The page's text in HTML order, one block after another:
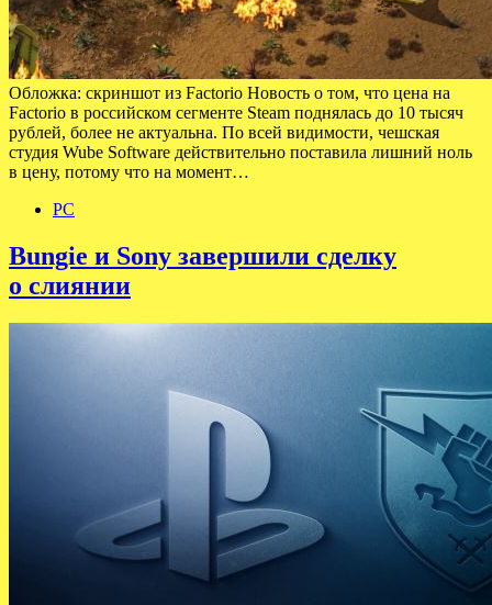
Обложка: скриншот из Factorio Новость о том, что цена на
Factorio в российском сегменте Steam поднялась до 10 тысяч
рублей, более не актуальна. По всей видимости, чешская
студия Wube Software действительно поставила лишний ноль
в цену, потому что на момент…
PC
Bungie и Sony завершили сделку
о слиянии